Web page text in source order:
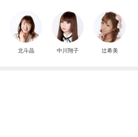
北斗晶 中川翔子 辻希美